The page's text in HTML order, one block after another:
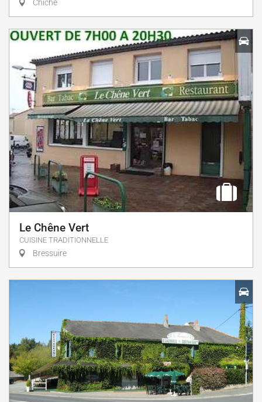
Chiché
Le Chêne Vert
CUISINE TRADITIONNELLE
Bressuire